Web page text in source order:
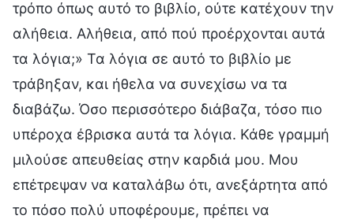
τρόπο όπως αυτό το βιβλίο, ούτε κατέχουν την
αλήθεια. Αλήθεια, από πού προέρχονται αυτά
τα λόγια;» Τα λόγια σε αυτό το βιβλίο με
τράβηξαν, και ήθελα να συνεχίσω να τα
διαβάζω. Όσο περισσότερο διάβαζα, τόσο πιο
υπέροχα έβρισκα αυτά τα λόγια. Κάθε γραμμή
μιλούσε απευθείας στην καρδιά μου. Μου
επέτρεψαν να καταλάβω ότι, ανεξάρτητα από
το πόσο πολύ υποφέρουμε, πρέπει να